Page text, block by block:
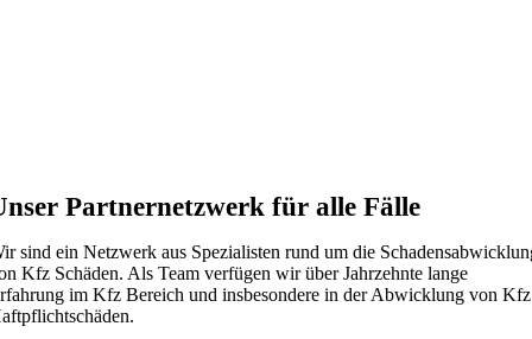
Partnernetzwerk für alle Fälle
sind ein Netzwerk aus Spezialisten rund um die
Kfz Schäden. Als Team verfügen wir über Jahrzehnte lange
im Kfz Bereich und insbesondere in der Abwicklung von Kfz